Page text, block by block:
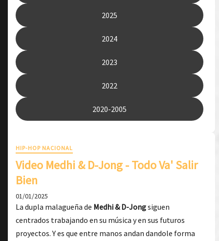
2025
2024
2023
2022
2020-2005
HIP-HOP NACIONAL
Video ​Medhi & D-Jong - Todo Va' Salir
Bien
01/01/2025
La dupla malagueña de Medhi & D-Jongsiguen
centrados trabajando en su música y en sus futuros
proyectos. Y es que entre manos andan dandole forma